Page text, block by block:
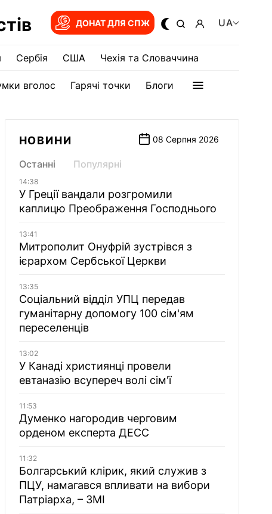
ДОНАТ ДЛЯ СПЖ UA
Сербія США Чехія та Словаччина
вголос Гарячі точки Блоги
НОВИНИ 08 Серпня 2026
Останні Популярні
14:38
У Греції вандали розгромили
каплицю Преображення Господнього
13:41
Митрополит Онуфрій зустрівся з
ієрархом Сербської Церкви
13:35
Соціальний відділ УПЦ передав
гуманітарну допомогу 100 сім'ям
переселенців
13:02
У Канаді християнці провели
евтаназію всупереч волі сім'ї
11:53
Думенко нагородив черговим
орденом експерта ДЕСС
11:32
Болгарський клірик, який служив з
ПЦУ, намагався впливати на вибори
Патріарха, – ЗМІ